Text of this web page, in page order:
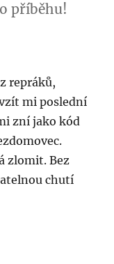
příběhu!
repráků,
mi poslední
zní jako kód
zlomit. Bez
chutí